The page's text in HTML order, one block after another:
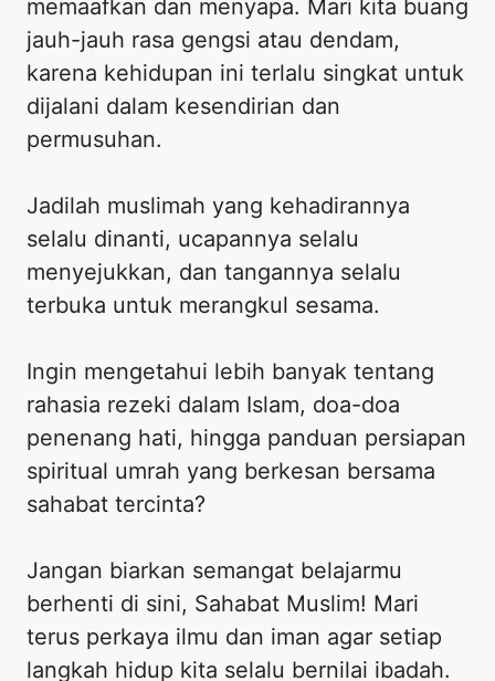
memaafkan dan menyapa. Mari kita buang
jauh-jauh rasa gengsi atau dendam,
karena kehidupan ini terlalu singkat untuk
dijalani dalam kesendirian dan
permusuhan.
​Jadilah muslimah yang kehadirannya
selalu dinanti, ucapannya selalu
menyejukkan, dan tangannya selalu
terbuka untuk merangkul sesama.
​Ingin mengetahui lebih banyak tentang
rahasia rezeki dalam Islam, doa-doa
penenang hati, hingga panduan persiapan
spiritual umrah yang berkesan bersama
sahabat tercinta?
​Jangan biarkan semangat belajarmu
berhenti di sini, Sahabat Muslim! Mari
terus perkaya ilmu dan iman agar setiap
langkah hidup kita selalu bernilai ibadah.